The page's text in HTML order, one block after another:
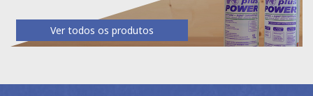
Ver todos os produtos